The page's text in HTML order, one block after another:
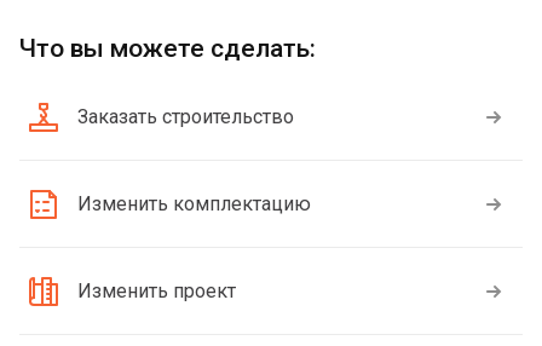
Что вы можете сделать:
Заказать строительство
Изменить комплектацию
Изменить проект